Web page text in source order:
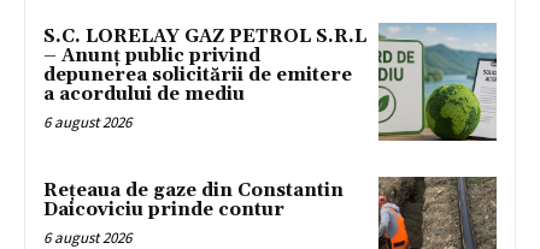
S.C. LORELAY GAZ PETROL S.R.L
– Anunț public privind
depunerea solicitării de emitere
a acordului de mediu
6 august 2026
Rețeaua de gaze din Constantin
Daicoviciu prinde contur
6 august 2026